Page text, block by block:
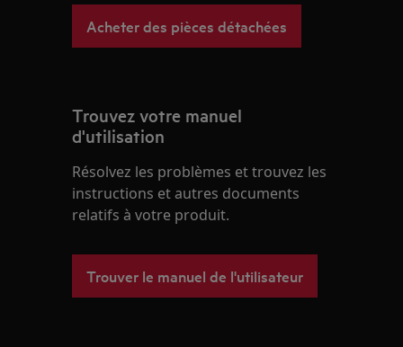
Acheter des pièces détachées
Trouvez votre manuel
d'utilisation
Résolvez les problèmes et trouvez les
instructions et autres documents
relatifs à votre produit.
Trouver le manuel de l'utilisateur